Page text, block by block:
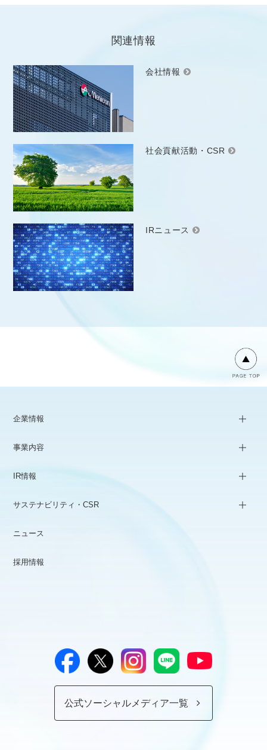
関連情報
会社情報
社会貢献活動・CSR
IRニュース
企業情報
事業内容
IR情報
サステナビリティ・CSR
ニュース
採用情報
公式ソーシャルメディア一覧